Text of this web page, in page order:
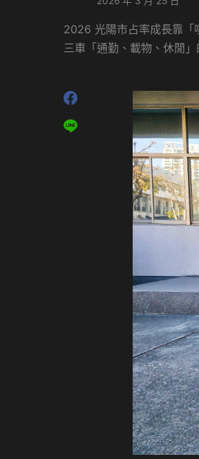
2026 光陽市占率成長靠「
三車「通勤、載物、休閒